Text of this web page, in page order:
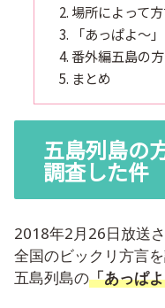
場所によって
「あっぱよ～
番外編五島の
まとめ
五島列島の
調査した件
2018年2月26日放送
全国のビックリ方言を
五島列島の「あっぱ